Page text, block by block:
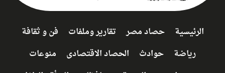
الرئيسية حصاد مصر تقارير وملفات
فن و ثقافة
رياضة
حوادث الحصاد الاقتصادى
منوعات